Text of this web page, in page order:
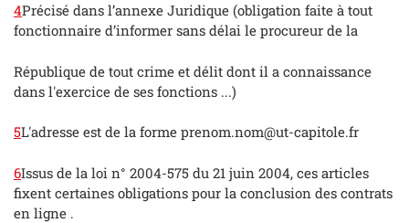
4Précisé dans l’annexe Juridique (obligation faite à tout
fonctionnaire d’informer sans délai le procureur de la
République de tout crime et délit dont il a connaissance
dans l'exercice de ses fonctions ...)
5L'adresse est de la forme prenom.nom@ut-capitole.fr
6Issus de la loi n° 2004-575 du 21 juin 2004, ces articles
fixent certaines obligations pour la conclusion des contrats
en ligne .